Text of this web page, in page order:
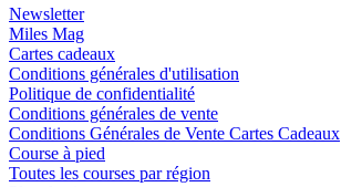
Newsletter
Miles Mag
Cartes cadeaux
Conditions générales d'utilisation
Politique de confidentialité
Conditions générales de vente
Conditions Générales de Vente Cartes Cadeaux
Course à pied
Toutes les courses par région